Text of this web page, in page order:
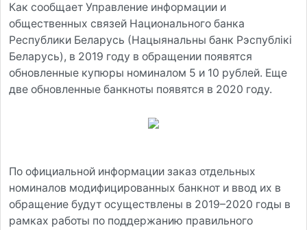
Как сообщает Управление информации и
общественных связей Национального банка
Республики Беларусь (Нацыянальны банк Рэспублiкi
Беларусь), в 2019 году в обращении появятся
обновленные купюры номиналом 5 и 10 рублей. Еще
две обновленные банкноты появятся в 2020 году.
По официальной информации заказ отдельных
номиналов модифицированных банкнот и ввод их в
обращение будут осуществлены в 2019–2020 годы в
рамках работы по поддержанию правильного